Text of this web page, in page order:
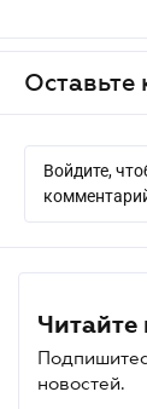
Оставьте
Войдите,
Читайте
новостей.